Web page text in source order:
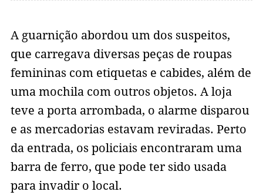
A guarnição abordou um dos suspeitos,
que carregava diversas peças de roupas
femininas com etiquetas e cabides, além de
uma mochila com outros objetos. A loja
teve a porta arrombada, o alarme disparou
e as mercadorias estavam reviradas. Perto
da entrada, os policiais encontraram uma
barra de ferro, que pode ter sido usada
para invadir o local.